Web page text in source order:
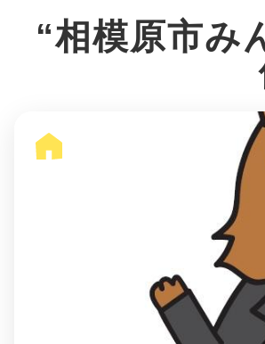
“相模原市み